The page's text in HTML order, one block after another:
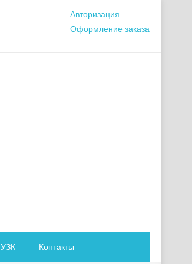
Авторизация
Оформление заказа
УЗК Контакты